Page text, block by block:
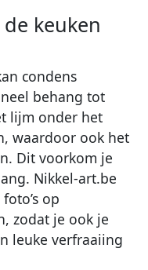
keuken
condens
behang tot
lijm onder het
waardoor ook het
Dit voorkom je
Nikkel-art.be
op
zodat je ook je
leuke verfraaiing